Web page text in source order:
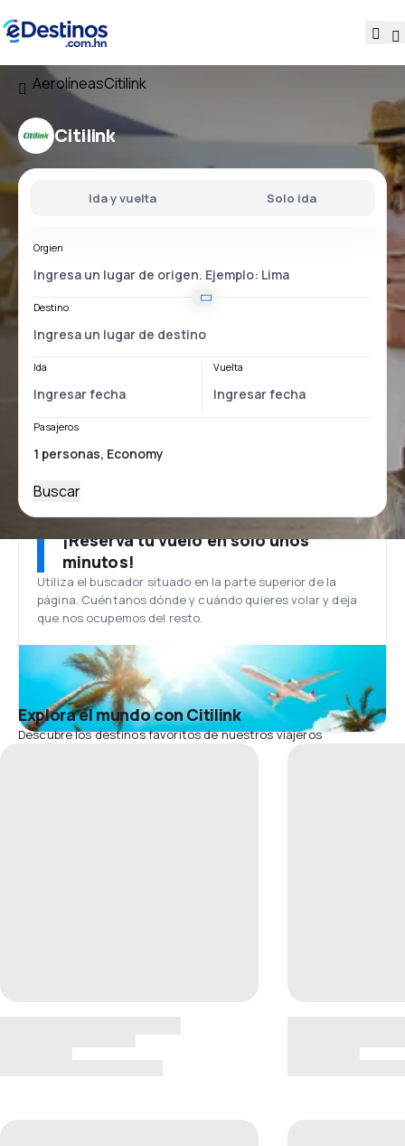
AerolíneasCitilink
Citilink
Ida y vuelta Solo ida
Orgien
Destino
Ida Vuelta
Pasajeros
Buscar
¡Reserva tu vuelo en solo unos
minutos!
Utiliza el buscador situado en la parte superior de la
página. Cuéntanos dónde y cuándo quieres volar y deja
que nos ocupemos del resto.
Explora el mundo con Citilink
Descubre los destinos favoritos de nuestros viajeros